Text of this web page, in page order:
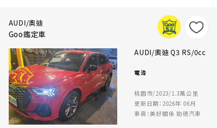
AUDI/奧迪
Goo鑑定車
AUDI/奧迪 Q3 RS/0cc
電洽
桃園市/2023/1.3萬公里
更新日期：2026年 06月
車商：美好關係 勁德汽車